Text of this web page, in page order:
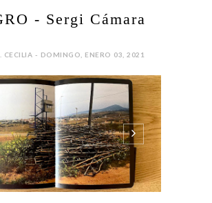
- Sergi Cámara
CECILIA - DOMINGO, ENERO 03, 2021